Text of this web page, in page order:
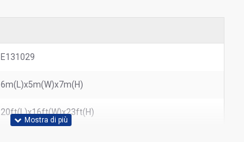
E131029
6m(L)x5m(W)x7m(H)
20ft(L)x16ft(W)x23ft(H)